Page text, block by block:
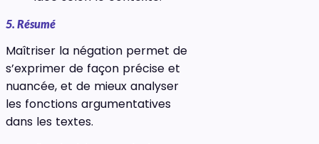
5. Résumé
Maîtriser la négation permet de
s’exprimer de façon précise et
nuancée, et de mieux analyser
les fonctions argumentatives
dans les textes.